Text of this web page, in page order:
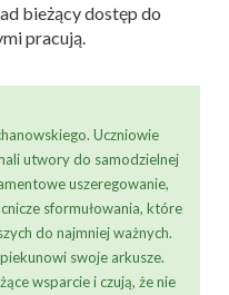
bieżący dostęp do
pracują.
Uczniowie
utwory do samodzielnej
uszeregowanie,
sformułowania, które
do najmniej ważnych.
swoje arkusze.
wsparcie i czują, że nie